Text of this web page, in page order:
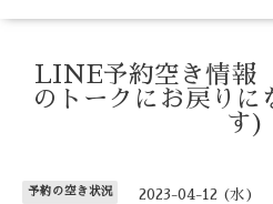
LINE予約空き情
のトークにお戻りに
す)
予約の空き状況 2023-04-12 (水)